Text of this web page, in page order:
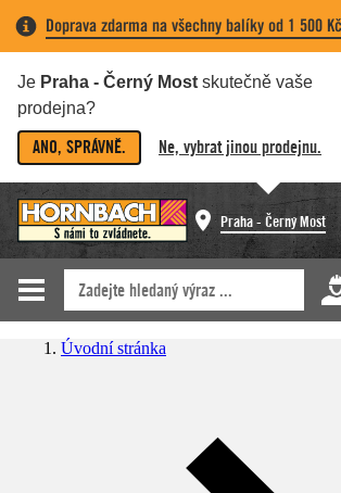
Doprava zdarma na všechny balíky od 1 500 Kč
Je Praha - Černý Most skutečně vaše
prodejna?
ANO, SPRÁVNĚ. Ne, vybrat jinou prodejnu.
Praha - Černý Most
Úvodní stránka